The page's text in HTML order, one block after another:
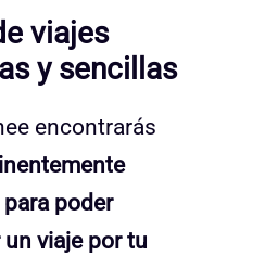
viajes
y sencillas
encontrarás
poder
viaje por tu